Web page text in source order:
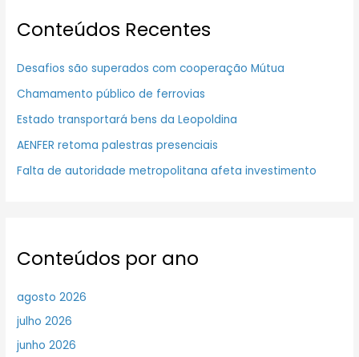
Conteúdos Recentes
Desafios são superados com cooperação Mútua
Chamamento público de ferrovias
Estado transportará bens da Leopoldina
AENFER retoma palestras presenciais
Falta de autoridade metropolitana afeta investimento
Conteúdos por ano
agosto 2026
julho 2026
junho 2026